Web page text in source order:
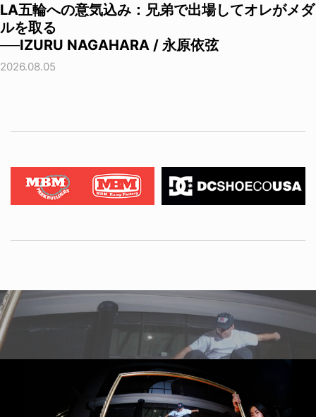
LA五輪への意気込み：兄弟で出場してオレがメダ
ルを取る
──IZURU NAGAHARA / 永原依弦
2026.08.05